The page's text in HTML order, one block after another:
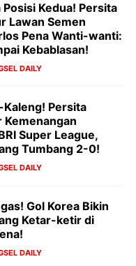
Kedua! Persita
Lawan Semen
Pena Wanti-wanti:
Kebablasan!
DAILY
Kaleng! Persita
Kemenangan
Super League,
Tumbang 2-0!
DAILY
Gol Korea Bikin
Ketar-ketir di
DAILY